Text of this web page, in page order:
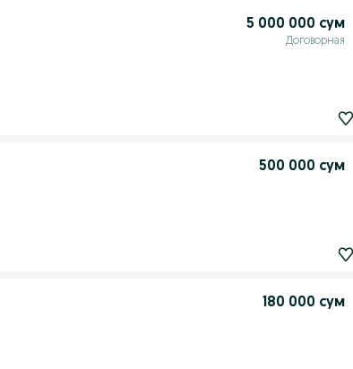
5 000 000 сум
Договорная
500 000 сум
180 000 сум